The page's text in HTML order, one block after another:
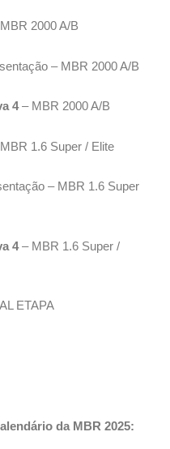
2000 A/B
– MBR 2000 A/B
4– MBR 2000 A/B
1.6 Super / Elite
– MBR 1.6 Super
4– MBR 1.6 Super /
ETAPA
da MBR 2025: